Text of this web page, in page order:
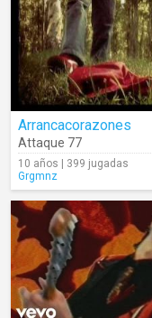
Arrancacorazones
Attaque 77
10 años | 399 jugadas
Grgmnz